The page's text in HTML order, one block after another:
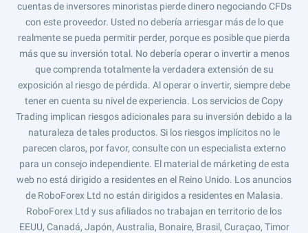
cuentas de inversores minoristas pierde dinero negociando CFDs
con este proveedor. Usted no debería arriesgar más de lo que
realmente se pueda permitir perder, porque es posible que pierda
más que su inversión total. No debería operar o invertir a menos
que comprenda totalmente la verdadera extensión de su
exposición al riesgo de pérdida. Al operar o invertir, siempre debe
tener en cuenta su nivel de experiencia. Los servicios de Copy
Trading implican riesgos adicionales para su inversión debido a la
naturaleza de tales productos. Si los riesgos implícitos no le
parecen claros, por favor, consulte con un especialista externo
para un consejo independiente. El material de márketing de esta
web no está dirigido a residentes en el Reino Unido. Los anuncios
de RoboForex Ltd no están dirigidos a residentes en Malasia.
RoboForex Ltd y sus afiliados no trabajan en territorio de los
EEUU, Canadá, Japón, Australia, Bonaire, Brasil, Curaçao, Timor